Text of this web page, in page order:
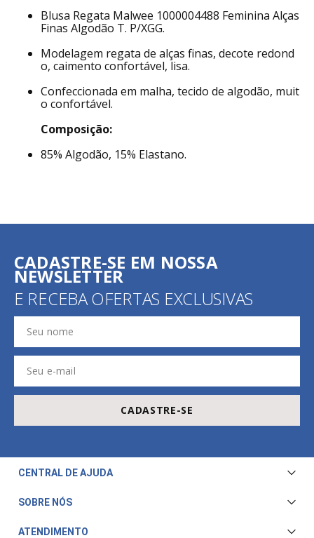
Blusa Regata Malwee 1000004488 Feminina Alças
Finas Algodão T. P/XGG.
Modelagem regata de alças finas, decote redond
o, caimento confortável, lisa.
Confeccionada em malha, tecido de algodão, muit
o confortável.
Composição:
85% Algodão, 15% Elastano.
CADASTRE-SE EM NOSSA
NEWSLETTER
E RECEBA OFERTAS EXCLUSIVAS
CADASTRE-SE
CENTRAL DE AJUDA
Central de Atendimento
SOBRE NÓS
ATENDIMENTO